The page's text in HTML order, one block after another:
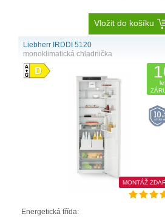
Vložit do košíku
Liebherr IRDDI 5120
monoklimatická chladnička
MONTÁŽ
Energetická třída: